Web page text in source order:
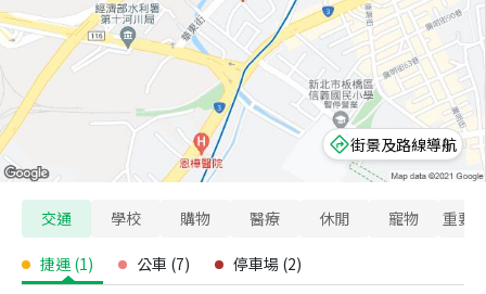
街景及路線導航
交通 學校 購物 醫療 休閒 寵物 重要
捷運 (1) 公車 (7) 停車場 (2)